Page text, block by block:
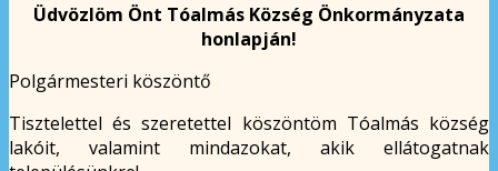
Üdvözlöm Önt Tóalmás Község Önkormányzata
honlapján!
Polgármesteri köszöntő
Tisztelettel és szeretettel köszöntöm Tóalmás község
lakóit, valamint mindazokat, akik ellátogatnak